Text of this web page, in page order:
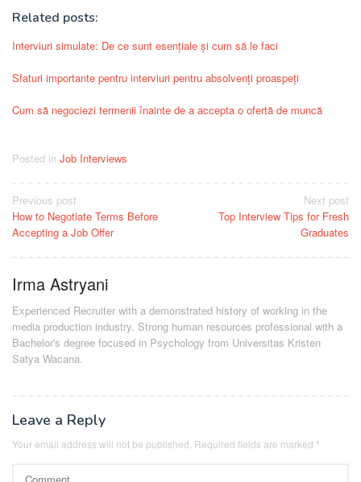
Related posts:
Interviuri simulate: De ce sunt esențiale și cum să le faci
Sfaturi importante pentru interviuri pentru absolvenți proaspeți
Cum să negociezi termenii înainte de a accepta o ofertă de muncă
Posted in Job Interviews
Post
navigation
Previous post
How to Negotiate Terms Before
Accepting a Job Offer
Next post
Top Interview Tips for Fresh
Graduates
Irma Astryani
Experienced Recruiter with a demonstrated history of working in the
media production industry. Strong human resources professional with a
Bachelor's degree focused in Psychology from Universitas Kristen
Satya Wacana.
Leave a Reply
Your email address will not be published. Required fields are marked *